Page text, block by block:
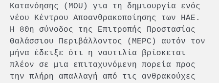
Κατανόησης (MOU) για τη δημιουργία ενός
νέου Κέντρου Αποανθρακοποίησης των ΗΑΕ.
Η 80η σύνοδος της Επιτροπής Προστασίας
Θαλάσσιου Περιβάλλοντος (MEPC) αυτόν τον
μήνα έδειξε ότι η ναυτιλία βρίσκεται
πλέον σε μια επιταχυνόμενη πορεία προς
την πλήρη απαλλαγή από τις ανθρακούχες